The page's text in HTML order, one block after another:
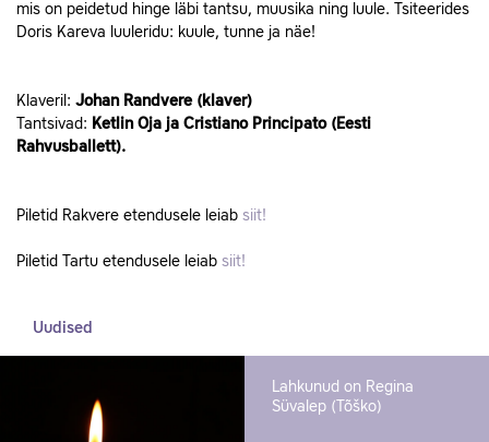
mis on peidetud hinge läbi tantsu, muusika ning luule. Tsiteerides
Doris Kareva luuleridu: kuule, tunne ja näe!
Klaveril: Johan Randvere (klaver)
Tantsivad: Ketlin Oja ja Cristiano Principato (Eesti
Rahvusballett).
Piletid Rakvere etendusele leiab siit!
Piletid Tartu etendusele leiab siit!
Uudised
Lahkunud on Regina
Süvalep (Tõško)